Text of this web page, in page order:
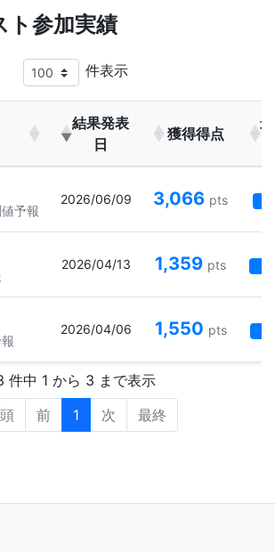
ト参加実績
件表示
結果発表
日
獲得得点
予報
2026/06/09 3,066 pts
2026/04/13 1,359 pts
2026/04/06 1,550 pts
件中 1 から 3 まで表示
前 1 次 最終